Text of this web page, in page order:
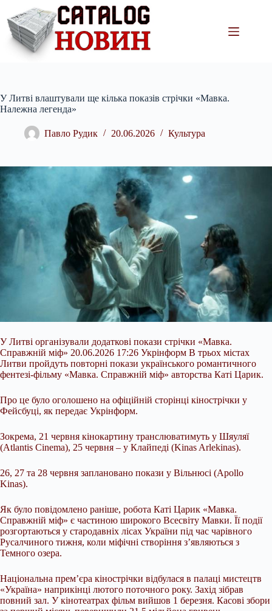
вмісту
У Литві влаштували ще кілька показів стрічки «Мавка.
Належна легенда»
Павло Рудик 20.06.2026 Культура
У Литві організували додаткові покази стрічки «Мавка.
Справжній міф» 20.06.2026 17:26 Укрінформ В трьох містах
Литви пройдуть повторні покази українського романтичного
фентезі-фільму «Мавка. Справжній міф» авторства Каті Царик.
Про це було оголошено на офіційній сторінці кінострічки у
Фейсбуці, як передає Укрінформ.
Зокрема, 21 червня кінокартину транслюватимуть у Шяуляї
(Atlantis Cinema), 25 червня – у Клайпеді (Kinas Arlekinas).
26, 27 та 28 червня заплановано покази у Вільнюсі (Apollo
Kinas).
Як було повідомлено раніше, робота Каті Царик «Мавка.
Справжній міф» є частиною широкого Всесвіту Мавки. Її події
розгортаються у стародавніх лісах України під час чарівного
Русалчиного тижня, коли міфічні створіння з’являються з
Темного озера.
Національна прем’єра кінострічки відбулася в палаці мистецтв
«Україна» наприкінці лютого поточного року. Захід зібрав
повний зал. У кінотеатрах фільм вийшов 1 березня. Касові збори